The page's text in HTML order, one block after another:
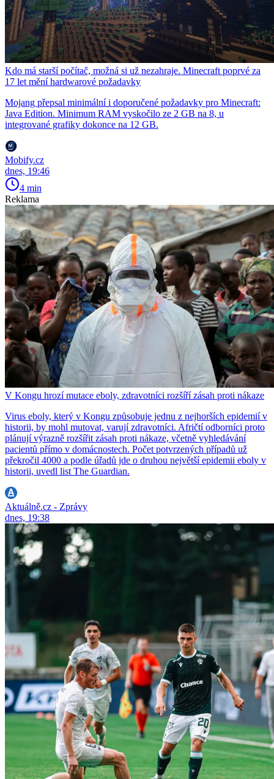
Kdo má starší počítač, možná si už nezahraje. Minecraft poprvé za
17 let mění hardwarové požadavky
Mojang přepsal minimální i doporučené požadavky pro Minecraft:
Java Edition. Minimum RAM vyskočilo ze 2 GB na 8, u
integrované grafiky dokonce na 12 GB.
Mobify.cz
dnes, 19:46
4 min
Reklama
V Kongu hrozí mutace eboly, zdravotníci rozšíří zásah proti nákaze
Virus eboly, který v Kongu způsobuje jednu z nejhorších epidemií v
historii, by mohl mutovat, varují zdravotníci. Afričtí odborníci proto
plánují výrazně rozšířit zásah proti nákaze, včetně vyhledávání
pacientů přímo v domácnostech. Počet potvrzených případů už
překročil 4000 a podle úřadů jde o druhou největší epidemii eboly v
historii, uvedl list The Guardian.
Aktuálně.cz - Zprávy
dnes, 19:38